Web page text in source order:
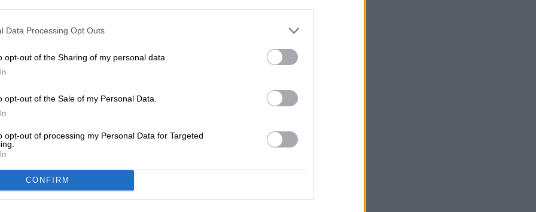
Data Processing Opt Outs
opt-out of the Sharing of my personal data.
opt-out of the Sale of my Personal Data.
opt-out of processing my Personal Data for Targeted
CONFIRM
YouTube muestra un aviso a pantalla
tu límite de Shorts para el día. Eso
lo recibirás?
opción de cero minutos ya está activa para
para todos los demás con una cuenta
la configuración de tu cuenta de YouTube, y
no la ves.